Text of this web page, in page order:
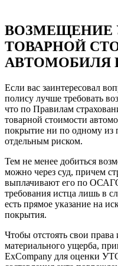
ВОЗМЕЩЕНИЕ
ТОВАРНОЙ
АВТОМОБИЛЯ
Если вас заинтересовал
полису лучше требовать
что по Правилам
товарной стоимости
покрытие ни по одному из
отдельным риском.
Тем не менее добиться
можно через суд, причем
выплачивают его по
требования истца лишь в
есть прямое указание на
покрытия.
Чтобы отстоять свои
материального ущерба,
ExCompany для оценки